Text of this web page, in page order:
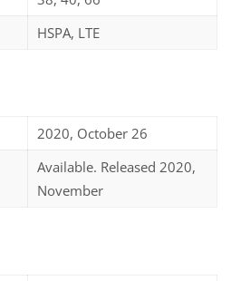
HSPA, LTE
2020, October 26
Available. Released 2020,
November